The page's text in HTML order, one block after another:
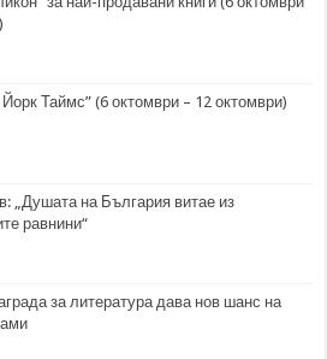
Таймс” (6 октомври – 12 октомври)
„Душата на България витае из
равнини“
за литература дава нов шанс на